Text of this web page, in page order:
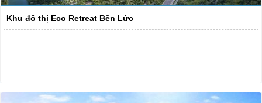
Khu đô thị Eco Retreat Bến Lức